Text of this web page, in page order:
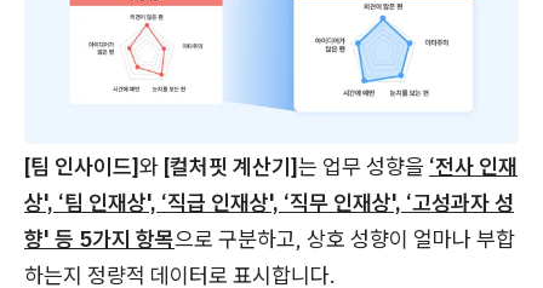
[팀 인사이드]와 [컬처핏 계산기]는 업무 성향을 ‘전사 인재
상', ‘팀 인재상', ‘직급 인재상', ‘직무 인재상', ‘고성과자 성
향' 등 5가지 항목으로 구분하고, 상호 성향이 얼마나 부합
하는지 정량적 데이터로 표시합니다.